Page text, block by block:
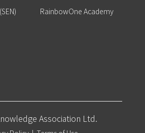
RainbowOne Academy
Association Ltd.